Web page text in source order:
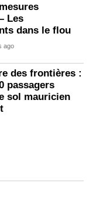
Les
dans le flou
ago
des frontières :
passagers
sol mauricien